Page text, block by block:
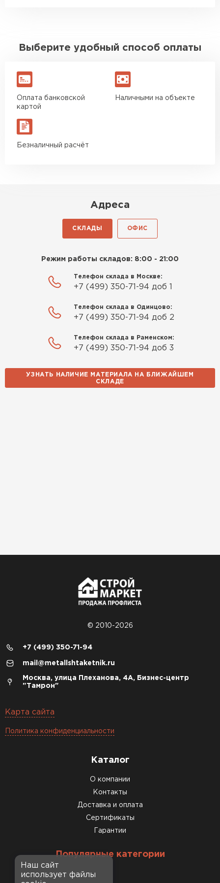
профнастил отличается впечатляющими
Выберите удобный способ оплаты
Оплата банковской
картой
Наличными на объекте
Безналичный расчёт
Адреса
СКЛАДЫ ОФИС
Режим работы складов: 8:00 - 21:00
Телефон склада в Москве:
+7 (499) 350-71-94 доб 1
Телефон склада в Одинцово:
+7 (499) 350-71-94 доб 2
Телефон склада в Раменском:
+7 (499) 350-71-94 доб 3
УЗНАТЬ НАЛИЧИЕ МАТЕРИАЛА НА БЛИЖАЙШЕМ
СКЛАДЕ
© 2010-2026
+7 (499) 350-71-94
mail@metallshtaketnik.ru
Москва, улица Плеханова, 4А, Бизнес-центр
"Тамрон"
Карта сайта
Политика конфиденциальности
Каталог
О компании
Контакты
Доставка и оплата
Сертификаты
Гарантии
Популярные категории
Наш сайт
использует файлы